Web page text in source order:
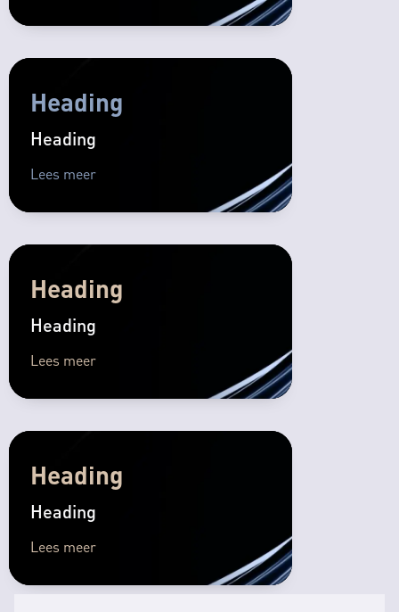
Heading
Heading
Lees meer
Heading
Heading
Lees meer
Heading
Heading
Lees meer